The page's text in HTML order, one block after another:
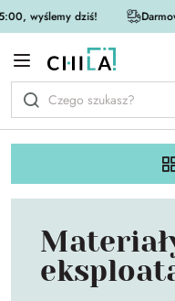
wyślemy dziś!